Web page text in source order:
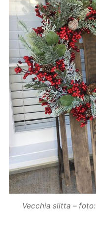
Vecchia slitta – foto: